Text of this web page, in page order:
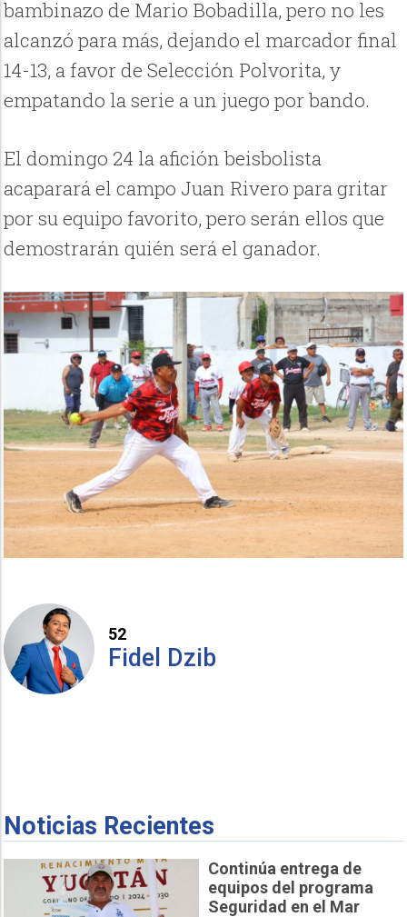
bambinazo de Mario Bobadilla, pero no les
alcanzó para más, dejando el marcador final
14-13, a favor de Selección Polvorita, y
empatando la serie a un juego por bando.
El domingo 24 la afición beisbolista
acaparará el campo Juan Rivero para gritar
por su equipo favorito, pero serán ellos que
demostrarán quién será el ganador.
52
Fidel Dzib
Noticias Recientes
Continúa entrega de
equipos del programa
Seguridad en el Mar